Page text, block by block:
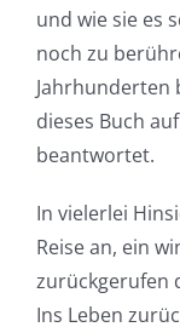
und wie sie es
noch zu
Jahrhunderten
dieses Buch
beantwortet.
In vielerlei
Reise an, ein
zurückgerufen
Ins Leben
of
into
gambling
has
opened